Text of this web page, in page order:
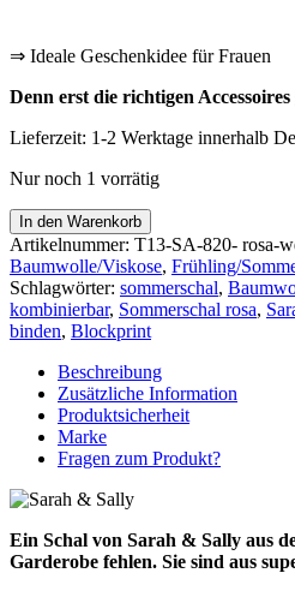
⇒ Ideale Geschenkidee für Frauen
Denn erst die richtigen
Lieferzeit: 1-2 Werktage innerhalb
Nur noch 1 vorrätig
Sarah
&
Sally
Schal
100%
Baumwolle
WEISS
Handbedruckt
Menge
In den Warenkorb
Artikelnummer: T13-SA-820- rosa-
Baumwolle/Viskose, Frühling/
Schlagwörter: sommerschal,
kombinierbar, Sommerschal rosa,
binden, Blockprint
Beschreibung
Zusätzliche Information
Produktsicherheit
Marke
Fragen zum Produkt?
Ein Schal von Sarah & Sally aus
Garderobe fehlen. Sie sind aus